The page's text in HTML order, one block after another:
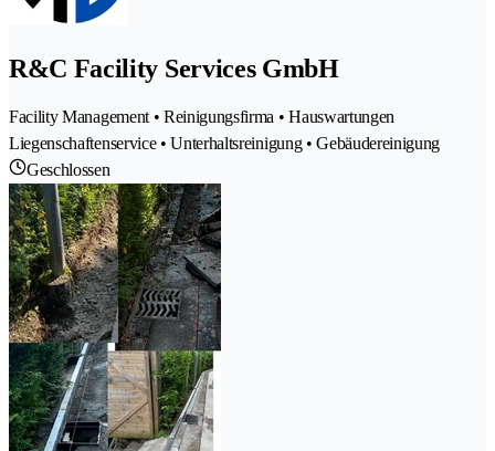
R&C Facility Services GmbH
Facility Management • Reinigungsfirma • Hauswartungen
Liegenschaftenservice • Unterhaltsreinigung • Gebäudereinigung
Geschlossen